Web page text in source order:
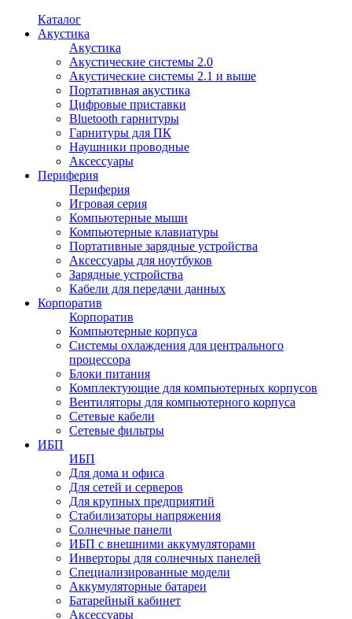
Каталог
Акустика
Акустика
Акустические системы 2.0
Акустические системы 2.1 и выше
Портативная акустика
Цифровые приставки
Bluetooth гарнитуры
Гарнитуры для ПК
Наушники проводные
Аксессуары
Периферия
Периферия
Игровая серия
Компьютерные мыши
Компьютерные клавиатуры
Портативные зарядные устройства
Аксессуары для ноутбуков
Зарядные устройства
Кабели для передачи данных
Корпоратив
Корпоратив
Компьютерные корпуса
Системы охлаждения для центрального
процессора
Блоки питания
Комплектующие для компьютерных корпусов
Вентиляторы для компьютерного корпуса
Сетевые кабели
Сетевые фильтры
ИБП
ИБП
Для дома и офиса
Для сетей и серверов
Для крупных предприятий
Стабилизаторы напряжения
Солнечные панели
ИБП с внешними аккумуляторами
Инверторы для солнечных панелей
Специализированные модели
Аккумуляторные батареи
Батарейный кабинет
Аксессуары